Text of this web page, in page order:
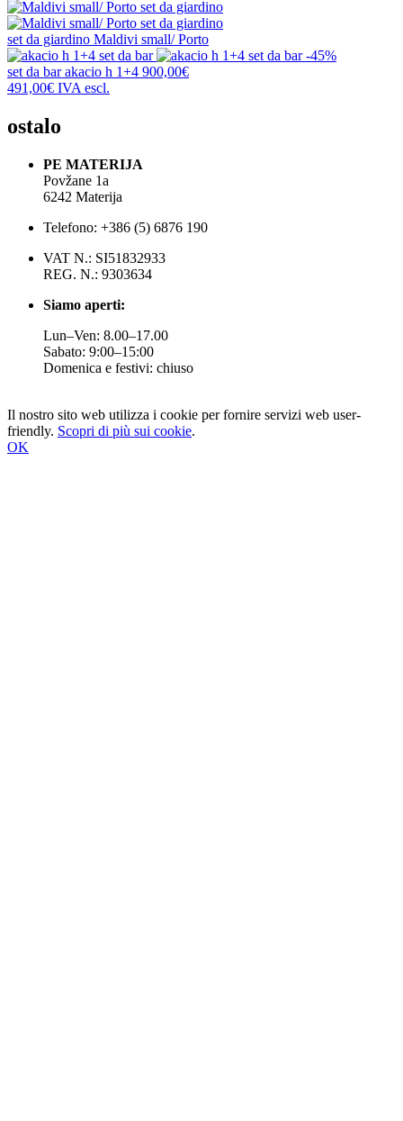
set da giardino Maldivi small/ Porto
-45%
set da barakacio h 1+4 900,00€
491,00€ IVA escl.
ostalo
PE MATERIJA
Povžane 1a
6242 Materija
Telefono: +386 (5) 6876 190
VAT N.: SI51832933
REG. N.: 9303634
Siamo aperti:
Lun–Ven: 8.00–17.00
Sabato: 9:00–15:00
Domenica e festivi: chiuso
Il nostro sito web utilizza i cookie per fornire servizi web user-
friendly. Scopri di più sui cookie.
OK